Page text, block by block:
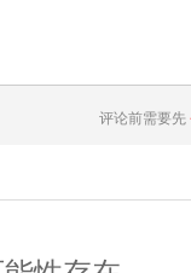
评论前需要先